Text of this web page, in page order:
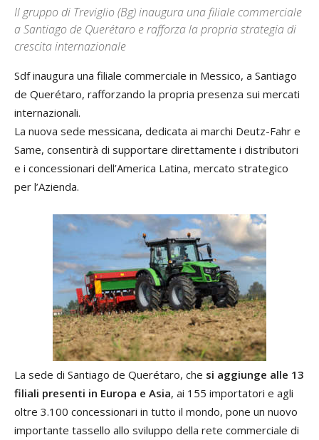
Il gruppo di Treviglio (Bg) inaugura una filiale commerciale
a Santiago de Querétaro e rafforza la propria strategia di
crescita internazionale
Sdf inaugura una filiale commerciale in Messico, a Santiago
de Querétaro, rafforzando la propria presenza sui mercati
internazionali.
La nuova sede messicana, dedicata ai marchi Deutz-Fahr e
Same, consentirà di supportare direttamente i distributori
e i concessionari dell’America Latina, mercato strategico
per l’Azienda.
La sede di Santiago de Querétaro, che si aggiunge alle 13
filiali presenti in Europa e Asia, ai 155 importatori e agli
oltre 3.100 concessionari in tutto il mondo, pone un nuovo
importante tassello allo sviluppo della rete commerciale di